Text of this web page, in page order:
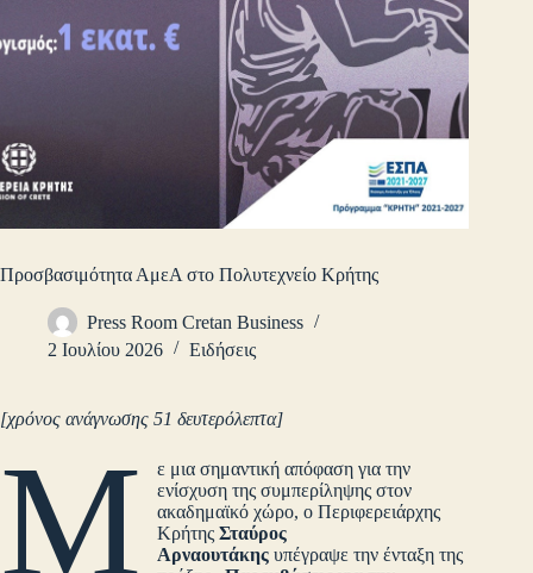
Προσβασιμότητα ΑμεΑ στο Πολυτεχνείο Κρήτης
Press Room Cretan Business
2 Ιουλίου 2026
Ειδήσεις
[χρόνος ανάγνωσης 51 δευτερόλεπτα]
Μ
ε μια σημαντική απόφαση για την
ενίσχυση της συμπερίληψης στον
ακαδημαϊκό χώρο, ο Περιφερειάρχης
ΚρήτηςΣταύρος
Αρναουτάκης υπέγραψε την ένταξη της